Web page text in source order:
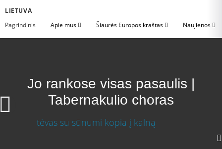
LIETUVA
Pagrindinis
Apie mus Šiaurės Europos kraštas Naujienos
Jo rankose visas pasaulis |
Tabernakulio choras